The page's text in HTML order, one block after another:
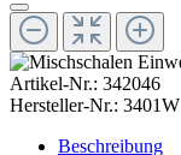
Artikel-Nr.: 342046
Hersteller-Nr.: 3401W
Beschreibung